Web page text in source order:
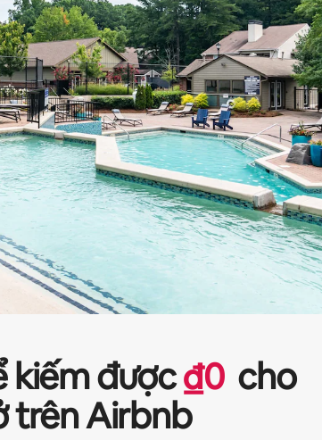
kiếm được₫0 cho
trên Airbnb